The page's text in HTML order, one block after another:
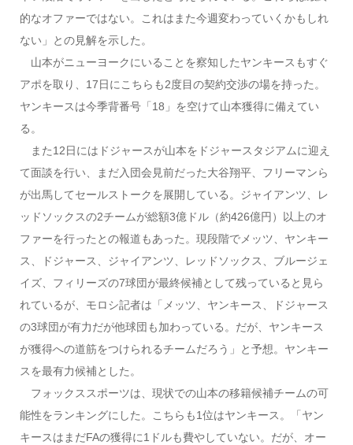
的なオファーではない。これはまた今週変わっていくかもしれ
ない」との見解を示した。
山本がニューヨークにいることを察知したヤンキースもすぐ
アポを取り、17日にこちらも2度目の契約交渉の場を持った。
ヤンキースは今季背番号「18」を空けて山本獲得に備えてい
る。
また12日にはドジャースが山本をドジャースタジアムに迎え
て面談を行い、まだ入団会見前だった大谷翔平、フリーマンら
が出馬してセールストークを展開している。ジャイアンツ、レ
ッドソックスの2チームが総額3億ドル（約426億円）以上のオ
ファーを行ったとの報道もあった。現段階でメッツ、ヤンキー
ス、ドジャース、ジャイアンツ、レッドソックス、ブルージェ
イズ、フィリーズの7球団が最終候補として残っていると見ら
れているが、モロシ記者は「メッツ、ヤンキース、ドジャース
の3球団が有力だが他球団も加わっている。だが、ヤンキース
が獲得への道筋をつけられるチームだろう」と予想。ヤンキー
スを最有力候補とした。
フォックススポーツは、現状での山本の移籍候補チームの可
能性をランキングにした。こちらも1位はヤンキース。「ヤン
キースはまだFAの獲得に1ドルも費やしていない。だが、オー